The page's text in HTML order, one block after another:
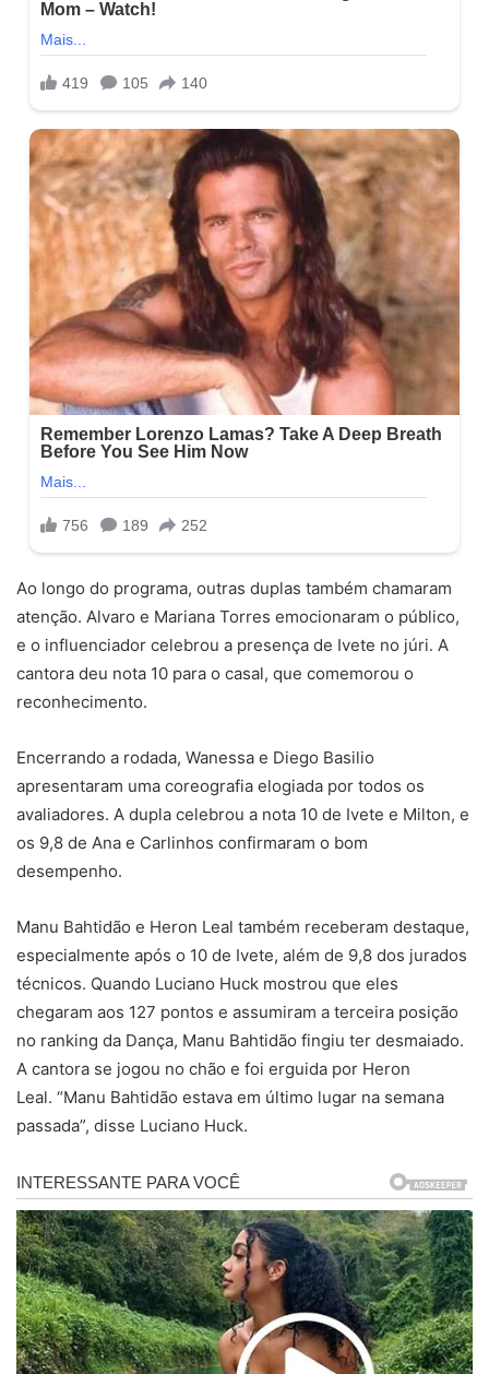
Ao longo do programa, outras duplas também chamaram
atenção. Alvaro e Mariana Torres emocionaram o público,
e o influenciador celebrou a presença de Ivete no júri. A
cantora deu nota 10 para o casal, que comemorou o
reconhecimento.
Encerrando a rodada, Wanessa e Diego Basilio
apresentaram uma coreografia elogiada por todos os
avaliadores. A dupla celebrou a nota 10 de Ivete e Milton, e
os 9,8 de Ana e Carlinhos confirmaram o bom
desempenho.
Manu Bahtidão e Heron Leal também receberam destaque,
especialmente após o 10 de Ivete, além de 9,8 dos jurados
técnicos. Quando Luciano Huck mostrou que eles
chegaram aos 127 pontos e assumiram a terceira posição
no ranking da Dança, Manu Bahtidão fingiu ter desmaiado.
A cantora se jogou no chão e foi erguida por Heron
Leal. “Manu Bahtidão estava em último lugar na semana
passada”, disse Luciano Huck.